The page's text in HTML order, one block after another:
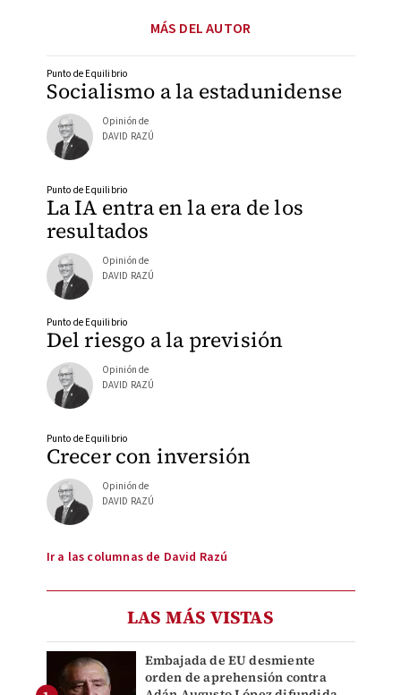
MÁS DEL AUTOR
Socialismo a la estadunidense
Punto de Equilibrio
Opinión de
DAVID RAZÚ
La IA entra en la era de los
resultados
Punto de Equilibrio
Opinión de
DAVID RAZÚ
Del riesgo a la previsión
Punto de Equilibrio
Opinión de
DAVID RAZÚ
Crecer con inversión
Punto de Equilibrio
Opinión de
DAVID RAZÚ
Ir a las columnas de David Razú
LAS MÁS VISTAS
Embajada de EU desmiente
orden de aprehensión contra